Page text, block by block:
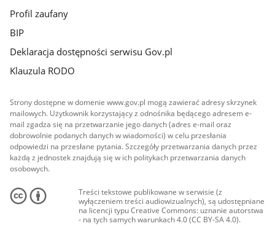
Profil zaufany
BIP
Deklaracja dostępności serwisu Gov.pl
Klauzula RODO
Strony dostępne w domenie www.gov.pl mogą zawierać adresy skrzynek
mailowych. Użytkownik korzystający z odnośnika będącego adresem e-
mail zgadza się na przetwarzanie jego danych (adres e-mail oraz
dobrowolnie podanych danych w wiadomości) w celu przesłania
odpowiedzi na przesłane pytania. Szczegóły przetwarzania danych przez
każdą z jednostek znajdują się w ich politykach przetwarzania danych
osobowych.
Treści tekstowe publikowane w serwisie (z
wyłączeniem treści audiowizualnych), są udostępniane
na licencji typu Creative Commons: uznanie autorstwa
- na tych samych warunkach 4.0 (CC BY-SA 4.0).